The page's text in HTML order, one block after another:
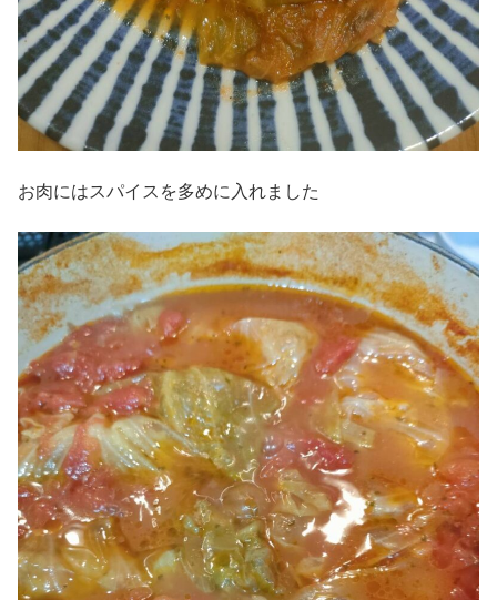
お肉にはスパイスを多めに入れました